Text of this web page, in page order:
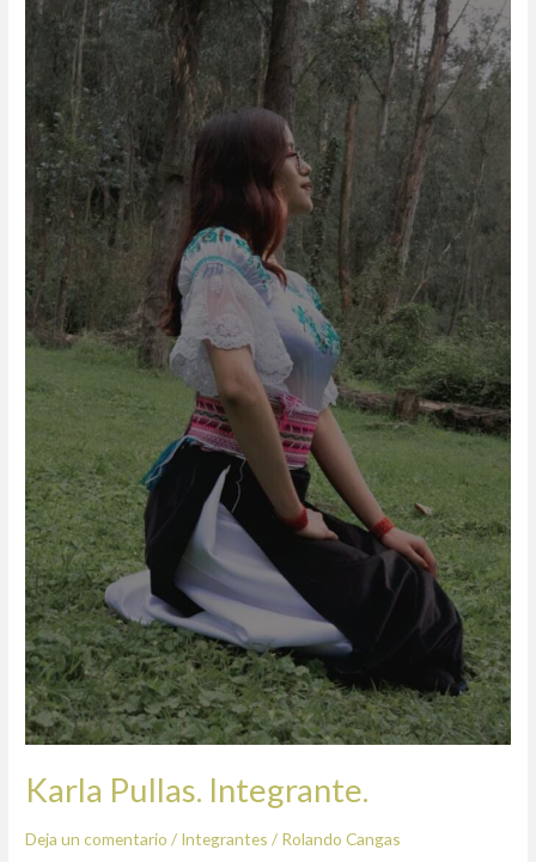
Karla Pullas. Integrante.
Deja un comentario / Integrantes / Rolando Cangas
Karla
Integrante.